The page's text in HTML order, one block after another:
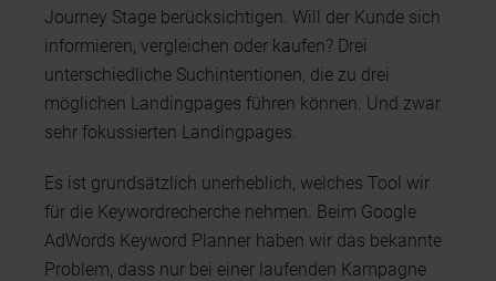
Journey Stage berücksichtigen. Will der Kunde sich
informieren, vergleichen oder kaufen? Drei
unterschiedliche Suchintentionen, die zu drei
möglichen Landingpages führen können. Und zwar
sehr fokussierten Landingpages.
Es ist grundsätzlich unerheblich, welches Tool wir
für die Keywordrecherche nehmen. Beim Google
AdWords Keyword Planner haben wir das bekannte
Problem, dass nur bei einer laufenden Kampagne